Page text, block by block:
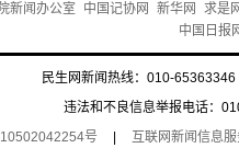
新闻办公室 中国记协网 新华网
求是
中国日报
民生网新闻热线：010-
违法和不良信息举报电话：
号
互联网新闻信息